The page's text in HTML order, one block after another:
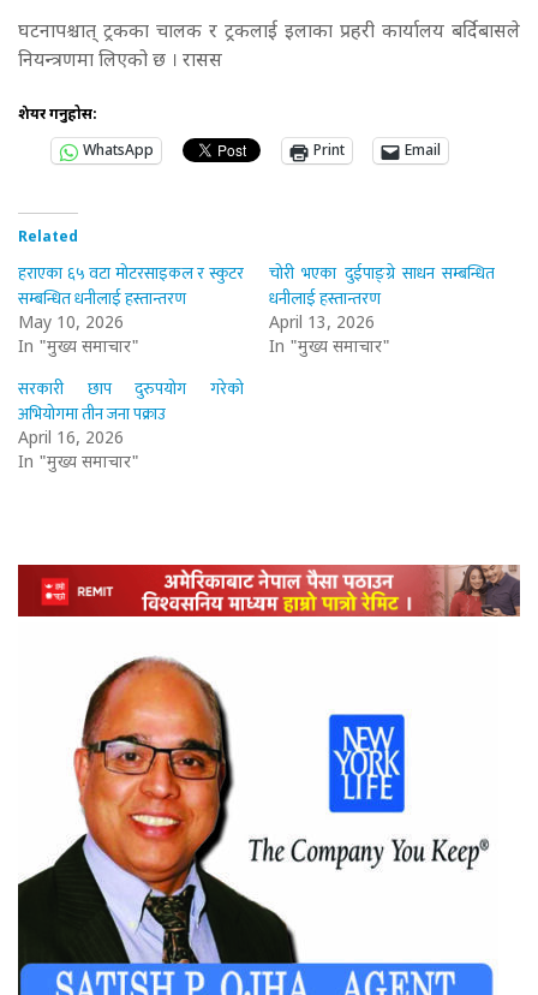
घटनापश्चात् ट्रकका चालक र ट्रकलाई इलाका प्रहरी कार्यालय बर्दिबासले
नियन्त्रणमा लिएको छ । रासस
शेयर गर्नुहोस:
WhatsApp
Print Email
Related
हराएका ६५ वटा मोटरसाइकल र स्कुटर
सम्बन्धित धनीलाई हस्तान्तरण
May 10, 2026
In "मुख्य समाचार"
चोरी भएका दुईपाङ्ग्रे साधन सम्बन्धित
धनीलाई हस्तान्तरण
April 13, 2026
In "मुख्य समाचार"
सरकारी छाप दुरुपयोग गरेको
अभियोगमा तीन जना पक्राउ
April 16, 2026
In "मुख्य समाचार"